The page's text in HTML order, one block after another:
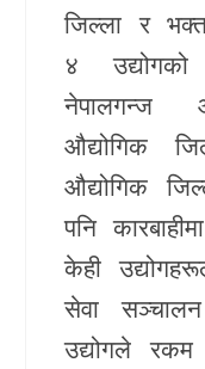
जिल्लार
४
नेपालगन्ज
औद्योगिक
औद्योगिक
पनि
केही
सेवा
उद्योगले